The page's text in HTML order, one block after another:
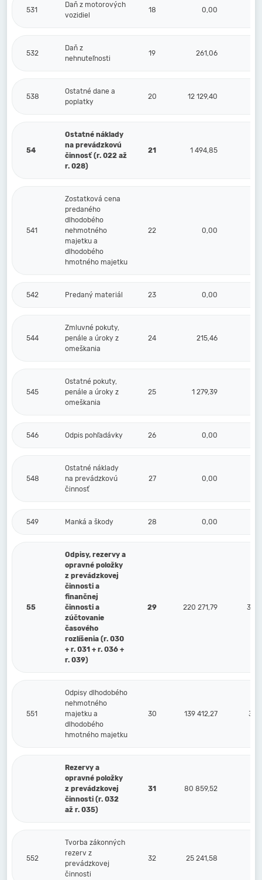
531
Daň z motorových
vozidiel
18 0,00
532
Daň z
nehnuteľnosti
19 261,06
538
Ostatné dane a
poplatky
20 12 129,40
54
Ostatné náklady
na prevádzkovú
činnosť (r. 022 až
r. 028)
21 1 494,85
541
Zostatková cena
predaného
dlhodobého
nehmotného
majetku a
dlhodobého
hmotného majetku
22 0,00
542 Predaný materiál 23 0,00
544
Zmluvné pokuty,
penále a úroky z
omeškania
24 215,46
545
Ostatné pokuty,
penále a úroky z
omeškania
25 1 279,39
546 Odpis pohľadávky 26 0,00
548
Ostatné náklady
na prevádzkovú
činnosť
27 0,00
549 Manká a škody 28 0,00
55
Odpisy, rezervy a
opravné položky
z prevádzkovej
činnosti a
finančnej
činnosti a
zúčtovanie
časového
rozlíšenia (r. 030
+ r. 031 + r. 036 +
r. 039)
29 220 271,79 34
551
Odpisy dlhodobého
nehmotného
majetku a
dlhodobého
hmotného majetku
30 139 412,27 30
Rezervy a
opravné položky
z prevádzkovej
činnosti (r. 032
až r. 035)
31 80 859,52
552
Tvorba zákonných
rezerv z
prevádzkovej
činnosti
32 25 241,58